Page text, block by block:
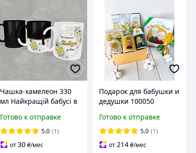
Чашка-хамелеон 330
мл Найкращій бабусі в
бабушке
Готово к отправке
5.0 (1)
от30 ₴/мес
Подарок для бабушки и
дедушки 100050
Готово к отправке
5.0 (1)
от214₴/мес